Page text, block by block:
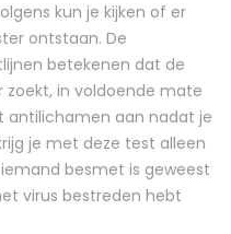
kun je kijken of er
ontstaan. De
betekenen dat de
in voldoende mate
antilichamen aan nadat je
je met deze test alleen
besmet is geweest
virus bestreden hebt